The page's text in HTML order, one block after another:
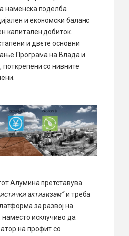
наменска поделба
и економски баланс
капитален добиток.
и двете основни
Програма на Влада и
поткрепени со нивните
Алумина претставува
активизам”и треба
за развој на
наместо исклучиво да
на профит со